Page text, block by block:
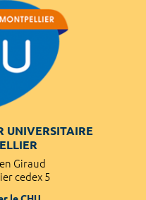
UNIVERSITAIRE
Giraud
cedex 5